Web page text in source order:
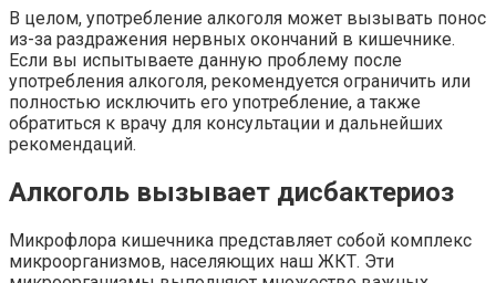
В целом, употребление алкоголя может вызывать понос
из-за раздражения нервных окончаний в кишечнике.
Если вы испытываете данную проблему после
употребления алкоголя, рекомендуется ограничить или
полностью исключить его употребление, а также
обратиться к врачу для консультации и дальнейших
рекомендаций.
Алкоголь вызывает дисбактериоз
Микрофлора кишечника представляет собой комплекс
микроорганизмов, населяющих наш ЖКТ. Эти